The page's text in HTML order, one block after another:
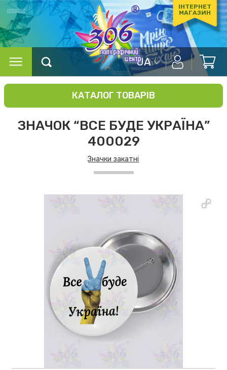
ІНТЕРНЕТ
МАГАЗИН
UA
КАТАЛОГ ТОВАРІВ
ЗНАЧОК “ВСЕ БУДЕ УКРАЇНА”
400029
Значки закатні